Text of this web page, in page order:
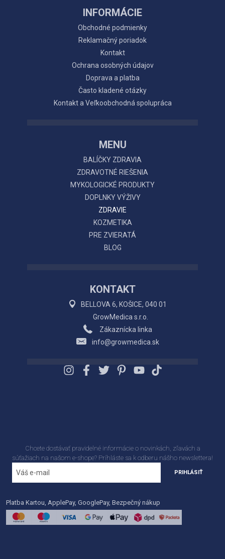
INFORMÁCIE
Obchodné podmienky
Reklamačný poriadok
Kontakt
Ochrana osobných údajov
Doprava a platba
Často kladené otázky
Kontakt a Veľkoobchodná spolupráca
MENU
BALÍČKY ZDRAVIA
ZDRAVOTNÉ RIEŠENIA
MYKOLOGICKÉ PRODUKTY
DOPLNKY VÝŽIVY
ZDRAVIE
KOZMETIKA
PRE ZVIERATÁ
BLOG
KONTAKT
BELLOVA 6, KOŠICE, 040 01
GrowMedica s.r.o.
Zákaznícka linka
info@growmedica.sk
Chcete dostávať pravidelné informácie o novinkách, zľavách a
súťažiach na našom e-shope? Príhláste sa k odberu nášho newslettera!
PRIHLÁSIŤ
Platba Kartou, ApplePay, GooglePay, Bezpečný nákup